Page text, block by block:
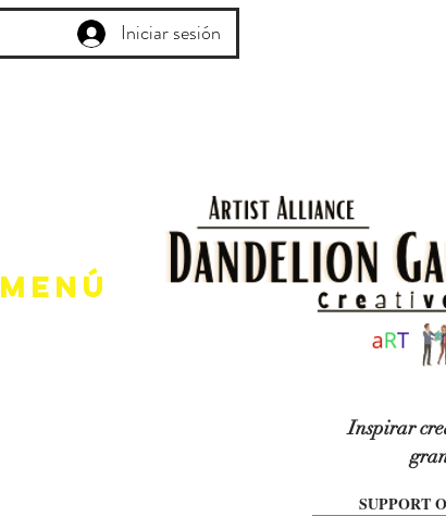
Iniciar sesión
Menú
​​​Inspirar
SUPPORT